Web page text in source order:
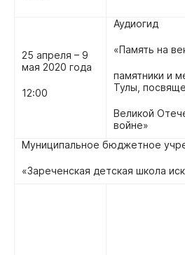
25 апреля – 9
мая 2020 года
12:00
Аудиогид
«Память на
памятники и
Тулы,
Великой
войне»
Муниципальное бюджетное
«Зареченская детская школа